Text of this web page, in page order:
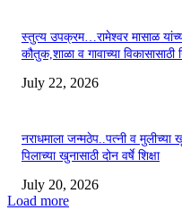
स्तुत्य उपक्रम…रामेश्वर मासाळ
कौतुक,शाळा व गावाच्या
July 22, 2026
नराधमाला जन्मठेप..पत्नी व
पिलाच्या खुनासाठी दोन वर्षे शिक्षा
July 20, 2026
Load more